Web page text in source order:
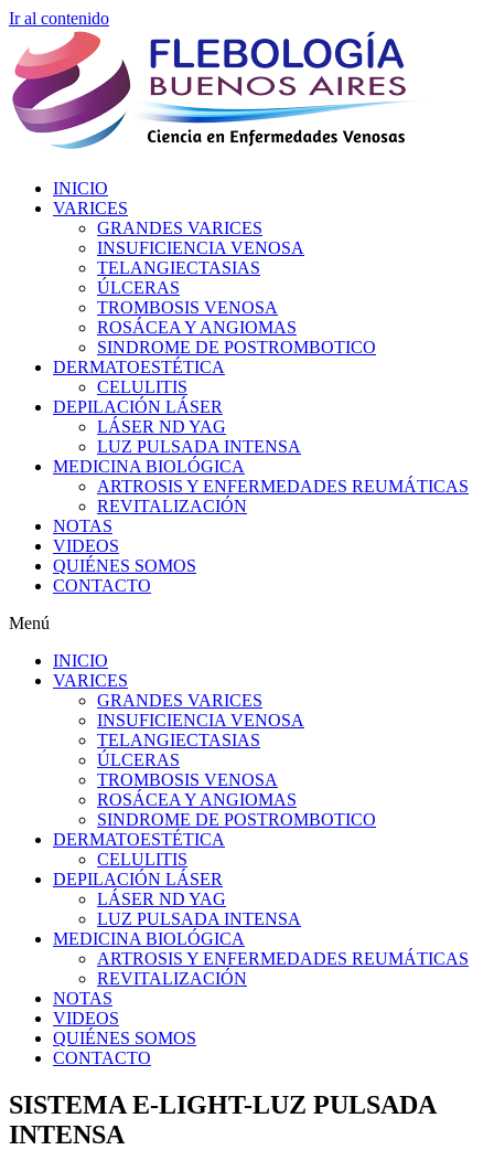
Ir al contenido
INICIO
VARICES
GRANDES VARICES
INSUFICIENCIA VENOSA
TELANGIECTASIAS
ÚLCERAS
TROMBOSIS VENOSA
ROSÁCEA Y ANGIOMAS
SINDROME DE POSTROMBOTICO
DERMATOESTÉTICA
CELULITIS
DEPILACIÓN LÁSER
LÁSER ND YAG
LUZ PULSADA INTENSA
MEDICINA BIOLÓGICA
ARTROSIS Y ENFERMEDADES REUMÁTICAS
REVITALIZACIÓN
NOTAS
VIDEOS
QUIÉNES SOMOS
CONTACTO
Menú
INICIO
VARICES
GRANDES VARICES
INSUFICIENCIA VENOSA
TELANGIECTASIAS
ÚLCERAS
TROMBOSIS VENOSA
ROSÁCEA Y ANGIOMAS
SINDROME DE POSTROMBOTICO
DERMATOESTÉTICA
CELULITIS
DEPILACIÓN LÁSER
LÁSER ND YAG
LUZ PULSADA INTENSA
MEDICINA BIOLÓGICA
ARTROSIS Y ENFERMEDADES REUMÁTICAS
REVITALIZACIÓN
NOTAS
VIDEOS
QUIÉNES SOMOS
CONTACTO
SISTEMA E-LIGHT-LUZ PULSADA
INTENSA